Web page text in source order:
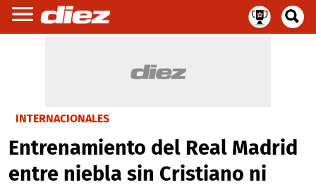
INTERNACIONALES
Entrenamiento del Real Madrid
entre niebla sin Cristiano ni